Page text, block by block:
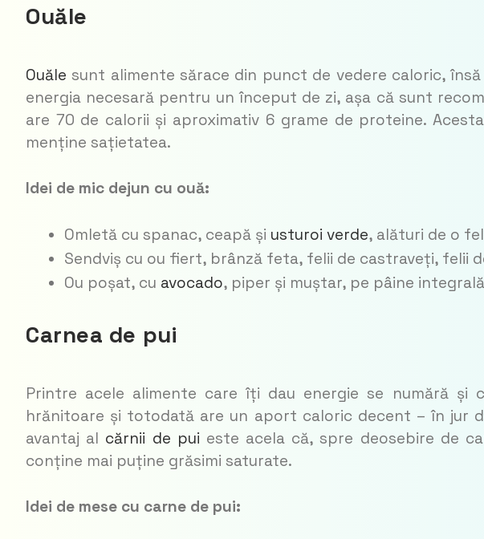
Ouăle
Ouăle sunt alimente sărace din punct de vedere caloric,
energia necesară pentru un început de zi, așa că sunt
are 70 de calorii și aproximativ 6 grame de proteine.
menține sațietatea.
Idei de mic dejun cu ouă:
Omletă cu spanac, ceapă și usturoi verde, alături de o
Sendviș cu ou fiert, brânză feta, felii de castraveți, felii
Ou poșat, cu avocado, piper și muștar, pe pâine
Carnea de pui
Printre acele alimente care îți dau energie se numără și
hrănitoare și totodată are un aport caloric decent – în jur
avantaj al cărnii de pui este acela că, spre deosebire de
conține mai puține grăsimi saturate.
Idei de mese cu carne de pui: